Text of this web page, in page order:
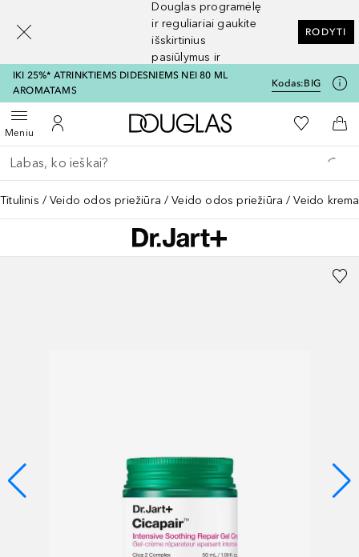
Douglas programėlę
ir reguliariai gaukite
išskirtinius
pasiūlymus ir
nuolaidas
RODYTI
IKI 25%* ATRINKTIEMS DIDESNIEMS NEI 80 ML
AROMATAMS
Kodas:BIG
MeniuAtidaryti meniuĮ mano paskyrą
Į Douglas pagrindinį
Į mano
Į
Grįžk atgal
Vykdykite paiešką
Titulinis Veido odos priežiūra Veido odos priežiūra Veido
[navigation.slideout.screenreader]